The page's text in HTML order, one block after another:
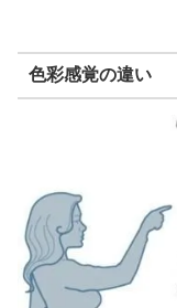
色彩感覚の違い